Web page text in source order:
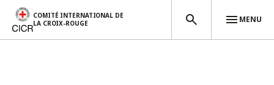
COMITÉ INTERNATIONAL DE
LA CROIX-ROUGE
MENU